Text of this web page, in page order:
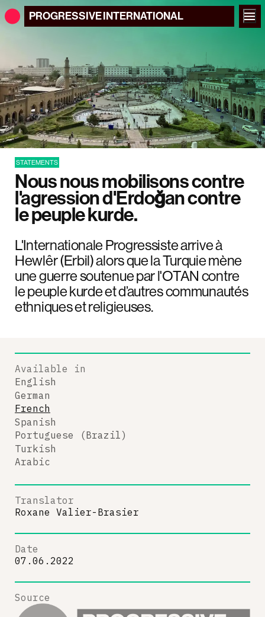
PROGRESSIVEINTERNATIONAL
STATEMENTS
Nous nous mobilisons contre
l'agression d'Erdoğan contre
le peuple kurde.
L'Internationale Progressiste arrive à
Hewlêr (Erbil) alors que la Turquie mène
une guerre soutenue par l'OTAN contre
le peuple kurde et d’autres communautés
ethniques et religieuses.
Available in
English
German
French
Spanish
Portuguese (Brazil)
Turkish
Arabic
Translator
Roxane Valier-Brasier
Date
07.06.2022
Source